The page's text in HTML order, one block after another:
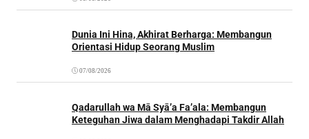
Dunia Ini Hina, Akhirat Berharga: Membangun
Orientasi Hidup Seorang Muslim
07/08/2026
Qadarullah wa Mā Syā’a Fa’ala: Membangun
Keteguhan Jiwa dalam Menghadapi Takdir Allah